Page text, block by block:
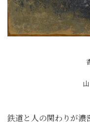
鉄道と人の関わりが